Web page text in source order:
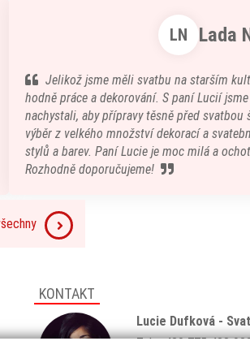
LN Lada
Jelikož jsme měli svatbu na starším
hodně práce a dekorování. S paní Lucií
nachystali, aby přípravy těsně před svatbou
výběr z velkého množství dekorací a
stylů a barev. Paní Lucie je moc milá a
Rozhodně doporučujeme!
KONTAKT
Lucie Dufková -
Tel: +420 775 438